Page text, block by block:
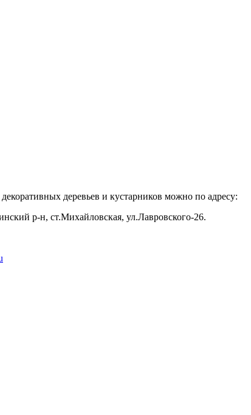
деревьев и кустарников можно по адресу:
р-н, ст.Михайловская, ул.Лавровского-26.